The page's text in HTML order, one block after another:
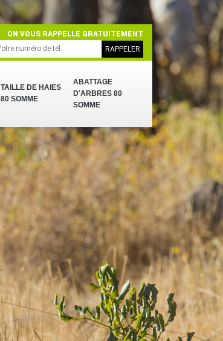
TAILLE DE HAIES
80 SOMME
ABATTAGE
D'ARBRES 80
SOMME
ON VOUS RAPPELLE GRATUITEMENT